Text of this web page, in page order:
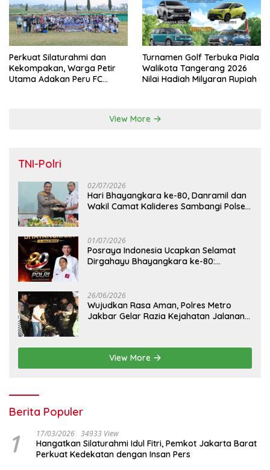
Perkuat Silaturahmi dan
Kekompakan, Warga Petir
Utama Adakan Peru FC
Turnamen Golf Terbuka Piala
Walikota Tangerang 2026
Nilai Hadiah Milyaran Rupiah
View More
TNI-Polri
02/07/2026
Hari Bhayangkara ke-80, Danramil dan
Wakil Camat Kalideres Sambangi Polsek
01/07/2026
Posraya Indonesia Ucapkan Selamat
Dirgahayu Bhayangkara ke-80:
26/06/2026
Wujudkan Rasa Aman, Polres Metro
Jakbar Gelar Razia Kejahatan Jalanan
View More
Berita Populer
1 17/03/2026 34933 View
Hangatkan Silaturahmi Idul Fitri, Pemkot Jakarta Barat
Perkuat Kedekatan dengan Insan Pers